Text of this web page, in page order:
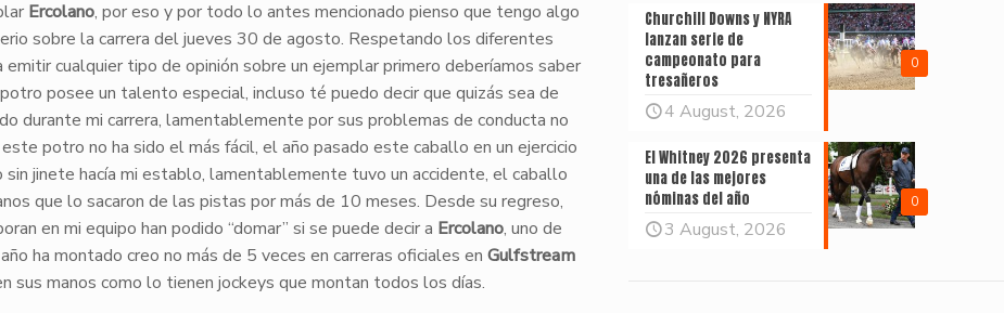
Ercolano, por eso y por todo lo antes mencionado pienso que tengo algo
sobre la carrera del jueves 30 de agosto. Respetando los diferentes
cualquier tipo de opinión sobre un ejemplar primero deberíamos saber
posee un talento especial, incluso té puedo decir que quizás sea de
durante mi carrera, lamentablemente por sus problemas de conducta no
potro no ha sido el más fácil, el año pasado este caballo en un ejercicio
jinete hacía mi establo, lamentablemente tuvo un accidente, el caballo
que lo sacaron de las pistas por más de 10 meses. Desde su regreso,
en mi equipo han podido “domar” si se puede decir a Ercolano, uno de
ha montado creo no más de 5 veces en carreras oficiales en Gulfstream
sus manos como lo tienen jockeys que montan todos los días.
0
Churchill Downs y NYRA
lanzan serie de
campeonato para
tresañeros
4 August, 2026
0
El Whitney 2026 presenta
una de las mejores
nóminas del año
3 August, 2026